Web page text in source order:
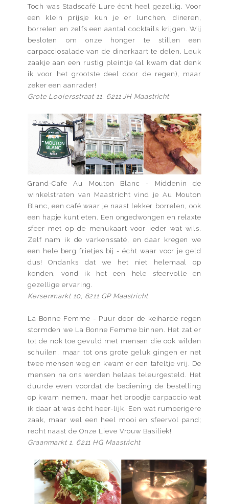
Toch was Stadscafé Lure écht heel gezellig. Voor
een klein prijsje kun je er lunchen, dineren,
borrelen en zelfs een aantal cocktails krijgen. Wij
besloten om onze honger te stillen een
carpacciosalade van de dinerkaart te delen. Leuk
zaakje aan een rustig pleintje (al kwam dat denk
ik voor het grootste deel door de regen), maar
zeker een aanrader!
Grote Looiersstraat 11, 6211 JH Maastricht
Grand-Cafe Au Mouton Blanc - Middenin de
winkelstraten van Maastricht vind je Au Mouton
Blanc, een café waar je naast lekker borrelen, ook
een hapje kunt eten. Een ongedwongen en relaxte
sfeer met op de menukaart voor ieder wat wils.
Zelf nam ik de varkenssaté, en daar kregen we
een hele berg frietjes bij - écht waar voor je geld
dus! Ondanks dat we het niet helemaal op
konden, vond ik het een hele sfeervolle en
gezellige ervaring.
Kersenmarkt 10, 6211 GP Maastricht
La Bonne Femme - Puur door de keiharde regen
stormden we La Bonne Femme binnen. Het zat er
tot de nok toe gevuld met mensen die ook wilden
schuilen, maar tot ons grote geluk gingen er net
twee mensen weg en kwam er een tafeltje vrij. De
mensen na ons werden helaas teleurgesteld. Het
duurde even voordat de bediening de bestelling
op kwam nemen, maar het broodje carpaccio wat
ik daar at was écht heer-lijk. Een wat rumoerigere
zaak, maar wel een heel mooi en sfeervol pand;
recht naast de Onze Lieve Vrouw Basiliek!
Graanmarkt 1, 6211 HG Maastricht